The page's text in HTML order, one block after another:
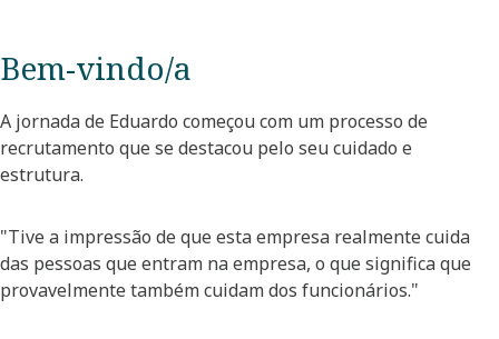
Bem-vindo/a
A jornada de Eduardo começou com um processo de
recrutamento que se destacou pelo seu cuidado e
estrutura.
"Tive a impressão de que esta empresa realmente cuida
das pessoas que entram na empresa, o que significa que
provavelmente também cuidam dos funcionários."